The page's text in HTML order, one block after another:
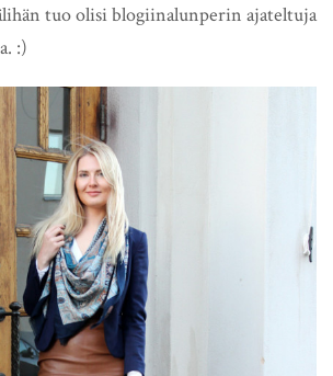
tuo olisi blogiinalunperin ajateltuja
:)